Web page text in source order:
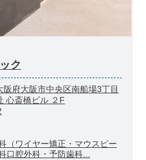
ク
府大阪市中央区南船場3丁目
心斎橋ビル ２F
（ワイヤー矯正・マウスピー
口腔外科・予防歯科...